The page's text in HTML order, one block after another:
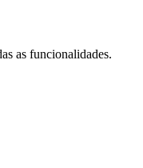
as funcionalidades.